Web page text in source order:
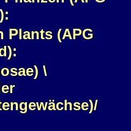
Plants (APG
\